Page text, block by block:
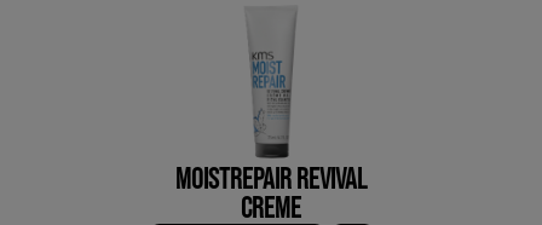
MOISTREPAIR REVIVAL
CREME